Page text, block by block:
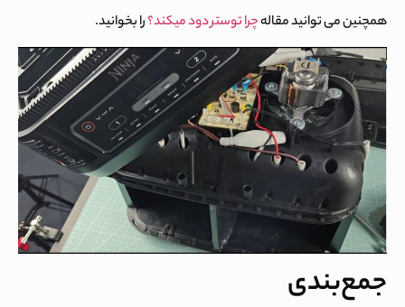
همچنین می توانید مقالهچرا توستر دود میکند؟را بخوانید.
جمع‌بندی